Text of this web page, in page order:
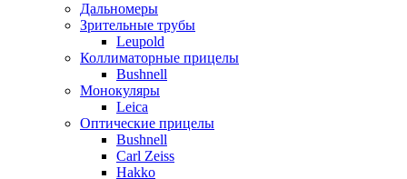
Дальномеры
Зрительные трубы
Leupold
Коллиматорные прицелы
Bushnell
Монокуляры
Leica
Оптические прицелы
Bushnell
Carl Zeiss
Hakko